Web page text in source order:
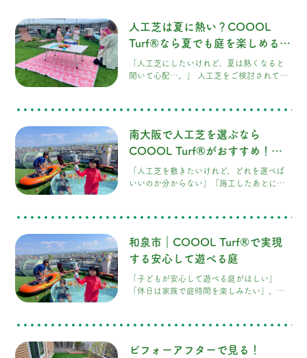
人工芝は夏に熱い？COOOL
Turf®なら夏でも庭を楽しめる理
由
「人工芝にしたいけれど、夏は熱くなると
聞いて心配…。」 人工芝をご検討されてい
芝は真夏の強い日差しを受けると表面温度
くなることがあります。 しかし、人工芝に
もさまざまな種類があり、構造や使用する
今回は、人工芝が熱くなる理由と、
COOOL Turf®が夏でも快適に過ごしやす
南大阪で人工芝を選ぶなら
COOOL Turf®がおすすめ！後
悔しない5つのポイント
「人工芝を敷きたいけれど、どれを選べば
いいのか分からない」「施工したあとに後
家庭が増えています。しかし、人工芝は見
て使い心地や耐久性は大きく異なります。
今回は、人工芝選びで後悔しないためのポ
理由をご紹介します。 南大阪で人工芝が人
気の理由 南大阪では、新築住宅や外構リフ
和泉市｜COOOL Turf®で実現
する安心して遊べる庭
「子どもが安心して遊べる庭がほしい」
「休日は家族で庭時間を楽しみたい」。そ
築やリフォームをきっかけに庭づくりを検
天然芝は芝刈りや雑草対策などのお手入れ
ビフォーアフターで見る！